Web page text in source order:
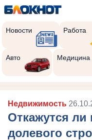
Новости Работа
Авто Медицина
Недвижимость
Откажутся ли
долевого